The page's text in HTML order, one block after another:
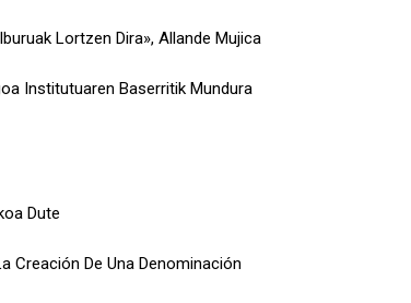
Lortzen Dira», Allande Mujica
Institutuaren Baserritik Mundura
Dute
Creación De Una Denominación